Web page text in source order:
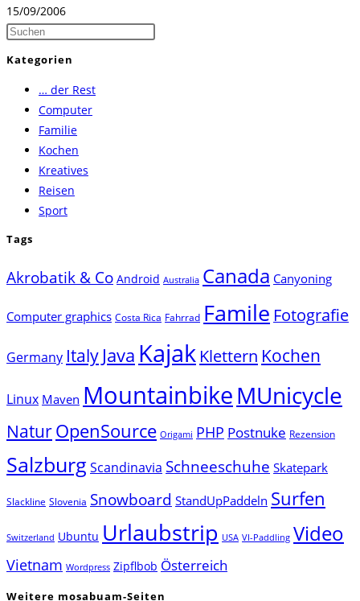
15/09/2006
Press
Kategorien
… der Rest
Computer
Familie
Kochen
Kreatives
Reisen
Sport
Tags
Akrobatik & Co Android Australia Canada Canyoning
Computer graphics Costa Rica Fahrrad Famile Fotografie
Germany Italy Java Kajak Klettern Kochen
Linux Maven MountainbikeMUnicycle
NaturOpenSource Origami PHP Postnuke Rezension
SalzburgScandinavia Schneeschuhe Skatepark
Slackline Slovenia Snowboard StandUpPaddeln Surfen
Switzerland Ubuntu Urlaubstrip USA VI-Paddling Video
Vietnam Wordpress Zipflbob Österreich
Weitere mosabuam-Seiten